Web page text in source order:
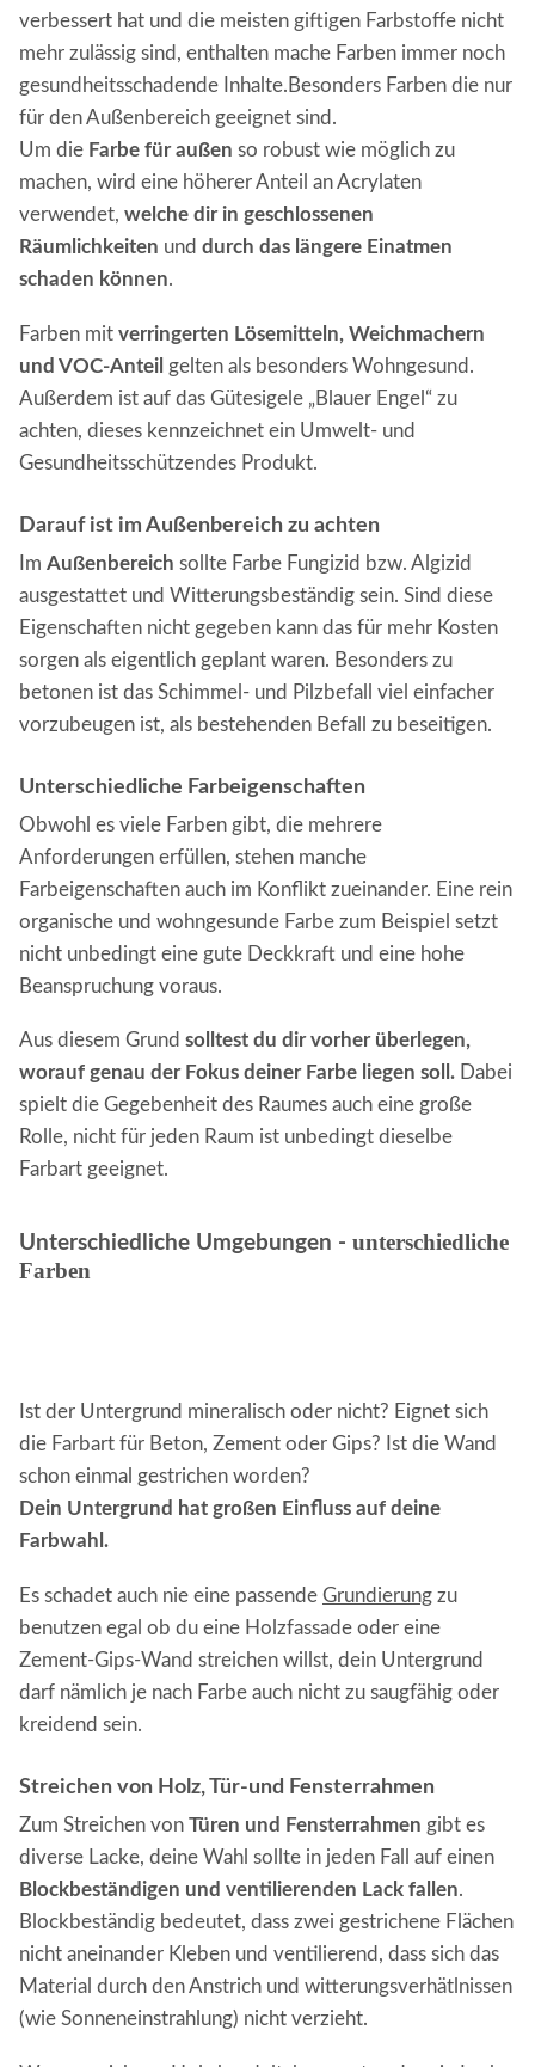
verbessert hat und die meisten giftigen Farbstoffe nicht
mehr zulässig sind, enthalten mache Farben immer noch
gesundheitsschadende Inhalte.Besonders Farben die nur
für den Außenbereich geeignet sind.
Um die Farbe für außen so robust wie möglich zu
machen, wird eine höherer Anteil an Acrylaten
verwendet, welche dir in geschlossenen
Räumlichkeiten und durch das längere Einatmen
schaden können.
Farben mit verringerten Lösemitteln, Weichmachern
und VOC-Anteil gelten als besonders Wohngesund.
Außerdem ist auf das Gütesigele „Blauer Engel“ zu
achten, dieses kennzeichnet ein Umwelt- und
Gesundheitsschützendes Produkt.
Darauf ist im Außenbereich zu achten
Im Außenbereich sollte Farbe Fungizid bzw. Algizid
ausgestattet und Witterungsbeständig sein. Sind diese
Eigenschaften nicht gegeben kann das für mehr Kosten
sorgen als eigentlich geplant waren. Besonders zu
betonen ist das Schimmel- und Pilzbefall viel einfacher
vorzubeugen ist, als bestehenden Befall zu beseitigen.
Unterschiedliche Farbeigenschaften
Obwohl es viele Farben gibt, die mehrere
Anforderungen erfüllen, stehen manche
Farbeigenschaften auch im Konflikt zueinander. Eine rein
organische und wohngesunde Farbe zum Beispiel setzt
nicht unbedingt eine gute Deckkraft und eine hohe
Beanspruchung voraus.
Aus diesem Grund solltest du dir vorher überlegen,
worauf genau der Fokus deiner Farbe liegen soll. Dabei
spielt die Gegebenheit des Raumes auch eine große
Rolle, nicht für jeden Raum ist unbedingt dieselbe
Farbart geeignet.
Unterschiedliche Umgebungen - unterschiedliche
Farben
Ist der Untergrund mineralisch oder nicht? Eignet sich
die Farbart für Beton, Zement oder Gips? Ist die Wand
schon einmal gestrichen worden?
Dein Untergrund hat großen Einfluss auf deine
Farbwahl.
Es schadet auch nie eine passende Grundierung zu
benutzen egal ob du eine Holzfassade oder eine
Zement-Gips-Wand streichen willst, dein Untergrund
darf nämlich je nach Farbe auch nicht zu saugfähig oder
kreidend sein.
Streichen von Holz, Tür-und Fensterrahmen
Zum Streichen von Türen und Fensterrahmen gibt es
diverse Lacke, deine Wahl sollte in jeden Fall auf einen
Blockbeständigen und ventilierenden Lack fallen.
Blockbeständig bedeutet, dass zwei gestrichene Flächen
nicht aneinander Kleben und ventilierend, dass sich das
Material durch den Anstrich und witterungsverhätlnissen
(wie Sonneneinstrahlung) nicht verzieht.